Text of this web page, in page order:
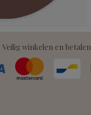
Veilig winkelen en betalen